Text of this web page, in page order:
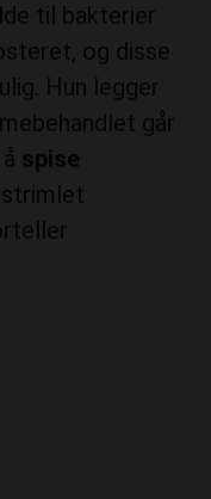
til bakterier
og disse
Hun legger
går
spise